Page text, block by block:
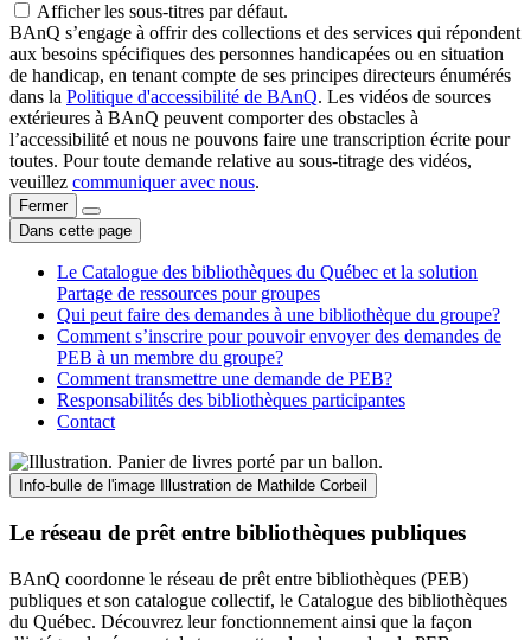
Afficher les sous-titres par défaut.
BAnQ s’engage à offrir des collections et des services qui répondent
aux besoins spécifiques des personnes handicapées ou en situation
de handicap, en tenant compte de ses principes directeurs énumérés
dans la Politique d'accessibilité de BAnQ. Les vidéos de sources
extérieures à BAnQ peuvent comporter des obstacles à
l’accessibilité et nous ne pouvons faire une transcription écrite pour
toutes. Pour toute demande relative au sous-titrage des vidéos,
veuillez communiquer avec nous.
Fermer
Dans cette page
Le Catalogue des bibliothèques du Québec et la solution
Partage de ressources pour groupes
Qui peut faire des demandes à une bibliothèque du groupe?
Comment s’inscrire pour pouvoir envoyer des demandes de
PEB à un membre du groupe?
Comment transmettre une demande de PEB?
Responsabilités des bibliothèques participantes
Contact
Info-bulle de l'image Illustration de Mathilde Corbeil
Le réseau de prêt entre bibliothèques publiques
BAnQ coordonne le réseau de prêt entre bibliothèques (PEB)
publiques et son catalogue collectif, le Catalogue des bibliothèques
du Québec. Découvrez leur fonctionnement ainsi que la façon